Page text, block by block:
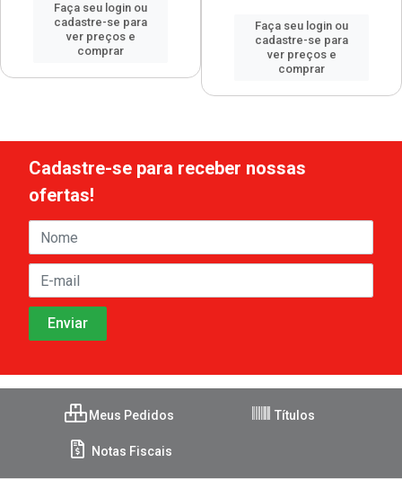
Faça seu login ou
cadastre-se para
ver preços e
comprar
Faça seu login ou
cadastre-se para
ver preços e
comprar
Cadastre-se para receber nossas
ofertas!
Meus Pedidos Títulos
Notas Fiscais